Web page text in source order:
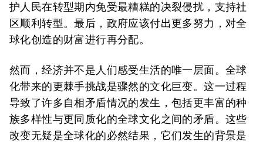
护人民在转型期内免受最糟糕的决裂侵扰，支持社
区顺利转型。最后，政府应该付出更多努力，对全
球化创造的财富进行再分配。
然而，经济并不是人们感受生活的唯一层面。全球
化带来的更棘手挑战是骤然的文化巨变。这一过程
导致了许多自相矛盾情况的发生，包括更丰富的种
族多样性与更同质化的全球文化之间的矛盾。这些
改变无疑是全球化的必然结果，它们发生的背景是